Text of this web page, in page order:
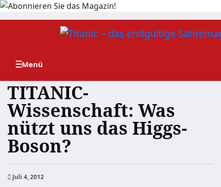
Zum
TITANIC-
Wissenschaft: Was
nützt uns das Higgs-
Boson?
Juli 4, 2012